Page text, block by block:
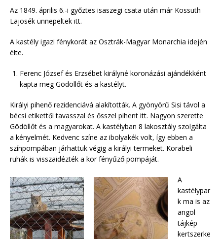
Az 1849. április 6.-i győztes isaszegi csata után már Kossuth
Lajosék ünnepeltek itt.
A kastély igazi fénykorát az Osztrák-Magyar Monarchia idején
élte.
Ferenc József és Erzsébet királyné koronázási ajándékként
kapta meg Gödöllőt és a kastélyt.
Királyi pihenő rezidenciává alakították. A gyönyörű Sisi távol a
bécsi etikettől tavasszal és ősszel pihent itt. Nagyon szerette
Gödöllőt és a magyarokat. A kastélyban 8 lakosztály szolgálta
a kényelmét. Kedvenc színe az ibolyakék volt, így ebben a
színpompában járhattuk végig a királyi termeket. Korabeli
ruhák is visszaidézték a kor fényűző pompáját.
A
kastélypar
k ma is az
angol
tájkép
kertszerke